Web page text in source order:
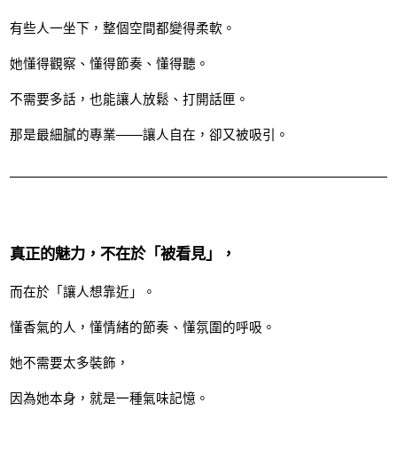
有些人一坐下，整個空間都變得柔軟。
她懂得觀察、懂得節奏、懂得聽。
不需要多話，也能讓人放鬆、打開話匣。
那是最細膩的專業——讓人自在，卻又被吸引。
真正的魅力，不在於「被看見」，
而在於「讓人想靠近」。
懂香氣的人，懂情緒的節奏、懂氛圍的呼吸。
她不需要太多裝飾，
因為她本身，就是一種氣味記憶。